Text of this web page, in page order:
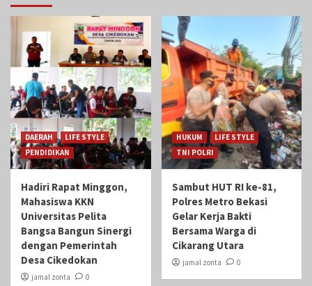
DAERAH
LIFE STYLE
PENDIDIKAN
Hadiri Rapat Minggon,
Mahasiswa KKN
Universitas Pelita
Bangsa Bangun Sinergi
dengan Pemerintah
Desa Cikedokan
jamal zonta 0
HUKUM
LIFE STYLE
TNI POLRI
Sambut HUT RI ke-81,
Polres Metro Bekasi
Gelar Kerja Bakti
Bersama Warga di
Cikarang Utara
jamal zonta 0